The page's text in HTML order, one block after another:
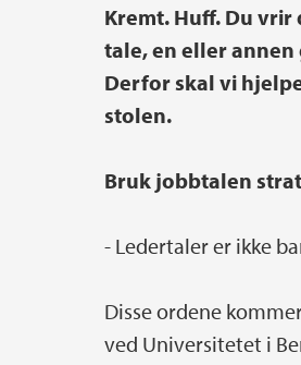
Kremt. Huff. Du
tale, en eller
Derfor skal vi
stolen.
Bruk jobbtalen
­- Ledertaler er ikke
Disse ordene
ved Universitetet i